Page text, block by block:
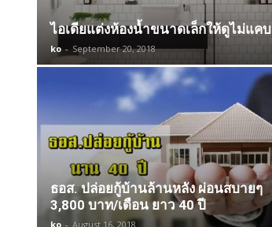
ไอเดียแต่งห้องน้ำขนาดเล็กให้ดูไม่แคบ
ko - September 20, 2018
ธอส. ปล่อยกู้บ้านล้านหลัง ผ่อนสบายๆ
3,800 บาท/เดือน ยาว 40 ปี
ko - August 16, 2018